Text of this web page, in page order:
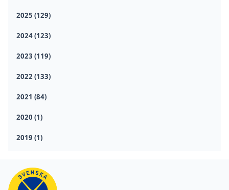
2025 (129)
2024 (123)
2023 (119)
2022 (133)
2021 (84)
2020 (1)
2019 (1)